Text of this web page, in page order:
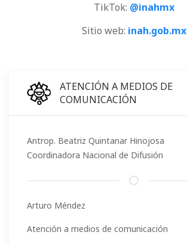
TikTok: @inahmx
Sitio web: inah.gob.mx
ATENCIÓN A MEDIOS DE
COMUNICACIÓN
Antrop. Beatriz Quintanar Hinojosa
Coordinadora Nacional de Difusión
Arturo Méndez
Atención a medios de comunicación